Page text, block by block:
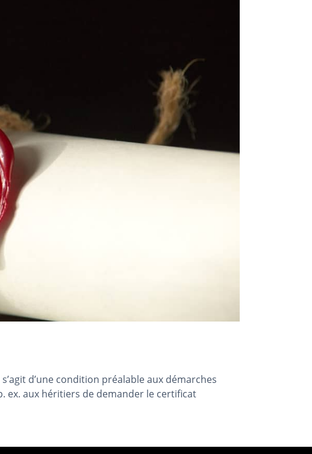
d’une condition préalable aux démarches
ex. aux héritiers de demander le certificat